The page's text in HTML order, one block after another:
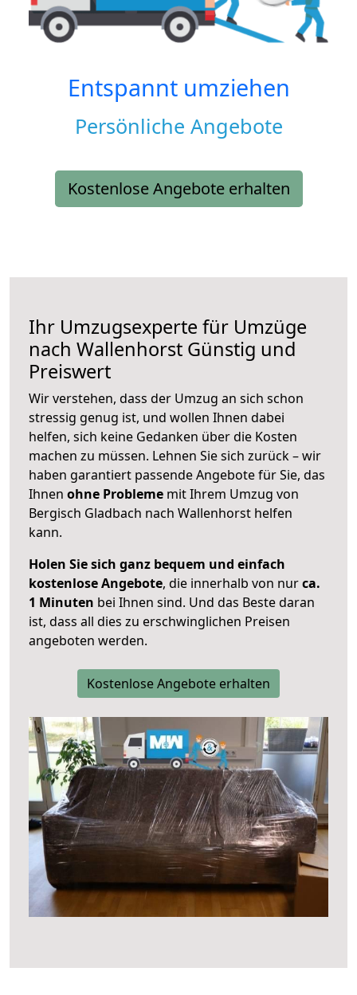
Entspannt umziehen
Persönliche Angebote
Kostenlose Angebote erhalten
Ihr Umzugsexperte für Umzüge
nach Wallenhorst Günstig und
Preiswert
Wir verstehen, dass der Umzug an sich schon
stressig genug ist, und wollen Ihnen dabei
helfen, sich keine Gedanken über die Kosten
machen zu müssen. Lehnen Sie sich zurück – wir
haben garantiert passende Angebote für Sie, das
Ihnen ohne Probleme mit Ihrem Umzug von
Bergisch Gladbach nach Wallenhorst helfen
kann.
Holen Sie sich ganz bequem und einfach
kostenlose Angebote, die innerhalb von nurca.
1 Minuten bei Ihnen sind. Und das Beste daran
ist, dass all dies zu erschwinglichen Preisen
angeboten werden.
Kostenlose Angebote erhalten